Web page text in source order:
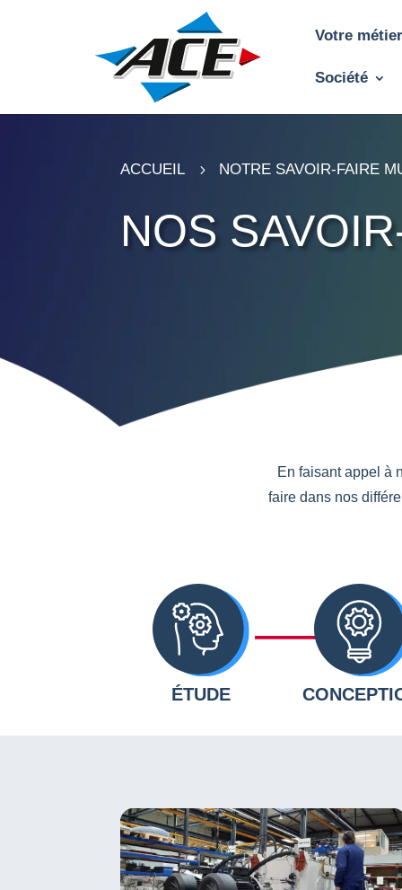
Votre métier
Société
ACCUEIL 5 NOTRE SAVOIR-FAIRE
NOS
En faisant appel à
faire dans nos
ÉTUDE